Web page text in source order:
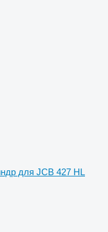
для JCB 427 HL